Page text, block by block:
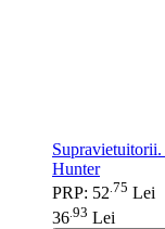
Hunter
PRP: 52.75 Lei
36 93 Lei